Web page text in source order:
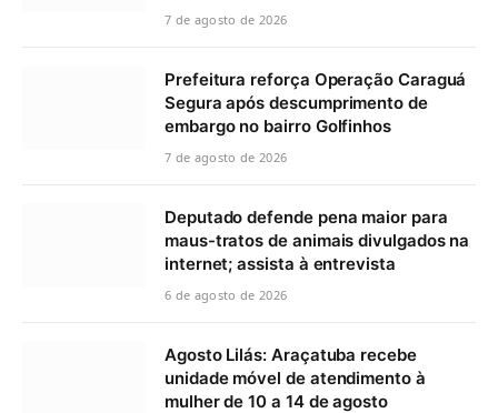
7 de agosto de 2026
Prefeitura reforça Operação Caraguá
Segura após descumprimento de
embargo no bairro Golfinhos
7 de agosto de 2026
Deputado defende pena maior para
maus-tratos de animais divulgados na
internet; assista à entrevista
6 de agosto de 2026
Agosto Lilás: Araçatuba recebe
unidade móvel de atendimento à
mulher de 10 a 14 de agosto